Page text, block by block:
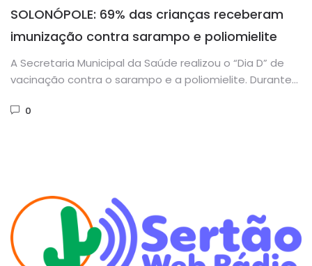
SOLONÓPOLE: 69% das crianças receberam
imunização contra sarampo e poliomielite
A Secretaria Municipal da Saúde realizou o “Dia D” de
vacinação contra o sarampo e a poliomielite. Durante
0